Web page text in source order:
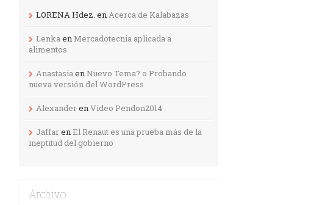
LORENA Hdez. enAcerca de Kalabazas
Lenkaen Mercadotecnia aplicada a
alimentos
Anastasiaen Nuevo Tema? o Probando
nueva versión del WordPress
AlexanderenVideo Pendon2014
JaffarenEl Renaut es una prueba más de la
ineptitud del gobierno
Archivo